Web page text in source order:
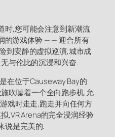
时,您可能会注意到新潮流
的游戏体验 — — 迎合所有
到安静的虚拟巡演,城市成
与伦比的沉浸和兴奋.
在位于Causeway Bay的
吹嘘着一个全向跑步机,允
戏时走走,跑走并向任何方
,VR Arena的完全浸润经验
说是完美的.